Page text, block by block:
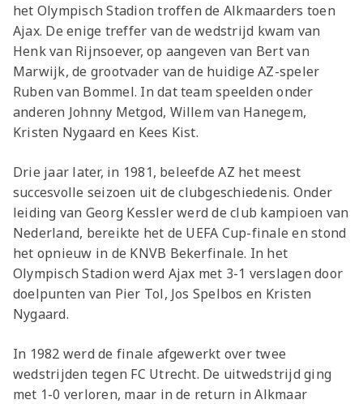
het Olympisch Stadion troffen de Alkmaarders toen
Ajax. De enige treffer van de wedstrijd kwam van
Henk van Rijnsoever, op aangeven van Bert van
Marwijk, de grootvader van de huidige AZ-speler
Ruben van Bommel. In dat team speelden onder
anderen Johnny Metgod, Willem van Hanegem,
Kristen Nygaard en Kees Kist.
Drie jaar later, in 1981, beleefde AZ het meest
succesvolle seizoen uit de clubgeschiedenis. Onder
leiding van Georg Kessler werd de club kampioen van
Nederland, bereikte het de UEFA Cup-finale en stond
het opnieuw in de KNVB Bekerfinale. In het
Olympisch Stadion werd Ajax met 3-1 verslagen door
doelpunten van Pier Tol, Jos Spelbos en Kristen
Nygaard.
In 1982 werd de finale afgewerkt over twee
wedstrijden tegen FC Utrecht. De uitwedstrijd ging
met 1-0 verloren, maar in de return in Alkmaar